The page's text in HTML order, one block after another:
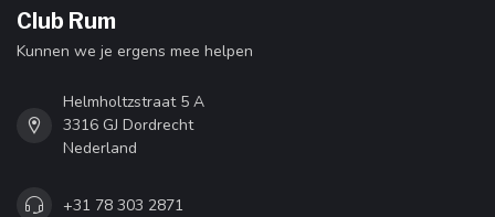
Club Rum
Kunnen we je ergens mee helpen
Helmholtzstraat 5 A
3316 GJ Dordrecht
Nederland
+31 78 303 2871